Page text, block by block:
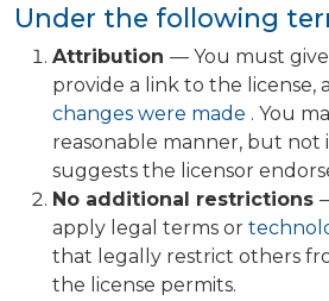
Under the following
Attribution — You must give
provide a link to the license,
changes were made . You
reasonable manner, but not
suggests the licensor
No additional restrictions
apply legal terms or
that legally restrict others
the license permits.